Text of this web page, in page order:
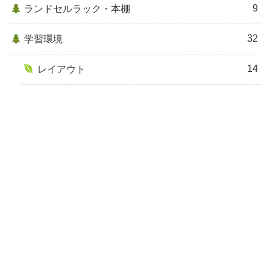
ランドセルラック・本棚 9
学習環境 32
レイアウト 14